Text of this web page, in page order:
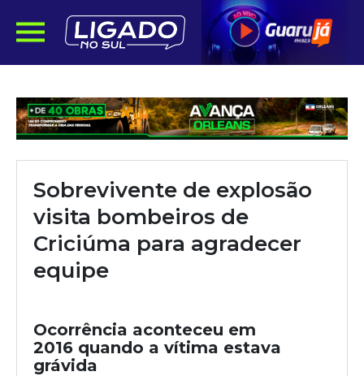
Sobrevivente de explosão
visita bombeiros de
Criciúma para agradecer
equipe
Ocorrência aconteceu em
2016 quando a vítima estava
grávida